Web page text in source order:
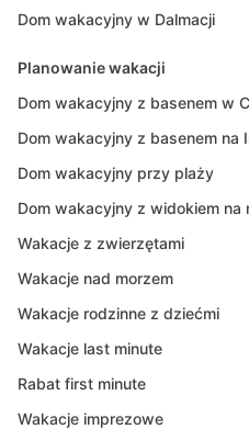
Dom wakacyjny w Dalmacji
Planowanie wakacji
Dom wakacyjny z basenem w
Dom wakacyjny z basenem na
Dom wakacyjny przy plaży
Dom wakacyjny z widokiem na
Wakacje z zwierzętami
Wakacje nad morzem
Wakacje rodzinne z dziećmi
Wakacje last minute
Rabat first minute
Wakacje imprezowe